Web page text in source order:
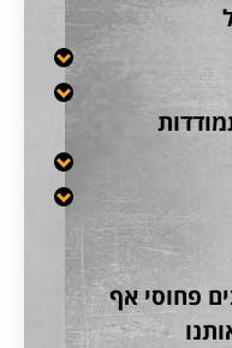
פחוסי אף